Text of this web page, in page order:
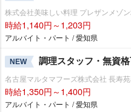
株式会社美味しい料理 プレザンメゾ
時給1,140円～1,203円
アルバイト・パート / 愛知県
NEW 調理スタッフ・無資
名古屋マルタマフーズ株式会社 長寿
時給1,350円～1,400円
アルバイト・パート / 愛知県